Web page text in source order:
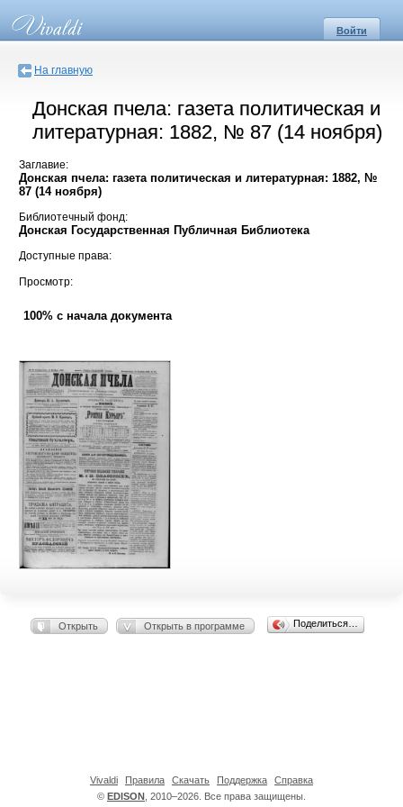
Войти
На главную
Донская пчела: газета политическая и
литературная: 1882, № 87 (14 ноября)
Заглавие:
Донская пчела: газета политическая и литературная: 1882, №
87 (14 ноября)
Библиотечный фонд:
Донская Государственная Публичная Библиотека
Доступные права:
Просмотр:
100% с начала документа
Открыть Открыть в программе Поделиться…
© EDISON , 2010–2026. Все права защищены.
Vivaldi Правила Скачать Поддержка Справка